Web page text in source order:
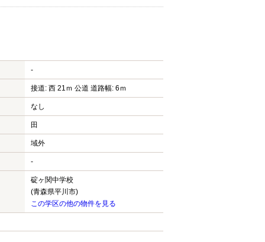
-
接道: 西 21ｍ 公道 道路幅: 6ｍ
なし
田
域外
-
碇ヶ関中学校
(青森県平川市)
この学区の他の物件を見る